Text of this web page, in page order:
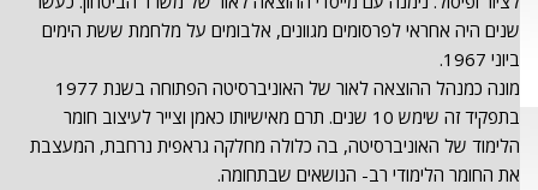
שנים היה אחראי לפרסומים מגוונים, אלבומים על מלחמת ששת הימים
ביוני 1967.
מונה כמנהל ההוצאה לאור של האוניברסיטה הפתוחה בשנת 1977
בתפקיד זה שימש 10 שנים. תרם מאישיותו כאמן וצייר לעיצוב חומר
הלימוד של האוניברסיטה, בה כלולה מחלקה גראפית נרחבת, המעצבת
את החומר הלימודי רב- הנושאים שבתחומה.